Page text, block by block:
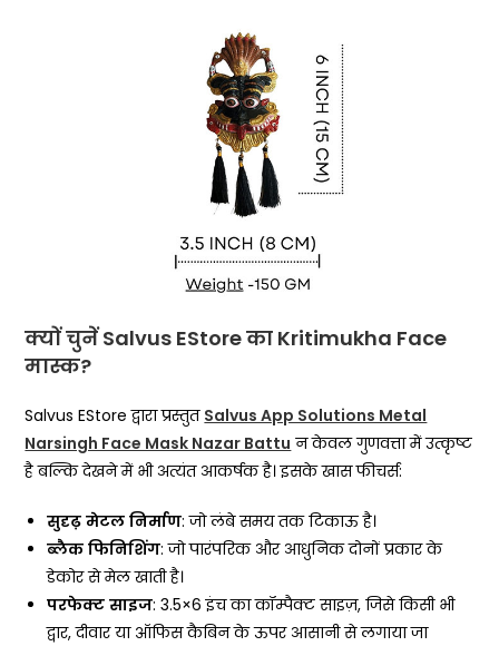
क्यों चुनें Salvus EStore का Kritimukha Face
मास्क?
Salvus EStore द्वारा प्रस्तुत Salvus App Solutions Metal
Narsingh Face Mask Nazar Battu न केवल गुणवत्ता में उत्कृष्ट
है बल्कि देखने में भी अत्यंत आकर्षक है। इसके खास फीचर्स:
सुदृढ़ मेटल निर्माण: जो लंबे समय तक टिकाऊ है।
ब्लैक फिनिशिंग: जो पारंपरिक और आधुनिक दोनों प्रकार के
डेकोर से मेल खाती है।
परफेक्ट साइज: 3.5×6 इंच का कॉम्पैक्ट साइज़, जिसे किसी भी
द्वार, दीवार या ऑफिस कैबिन के ऊपर आसानी से लगाया जा